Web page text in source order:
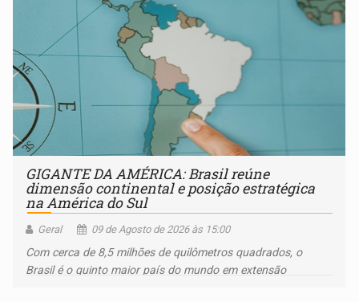
GIGANTE DA AMÉRICA: Brasil reúne
dimensão continental e posição estratégica
na América do Sul
Geral 09 de Agosto de 2026 às 15:00
Com cerca de 8,5 milhões de quilômetros quadrados, o
Brasil é o quinto maior país do mundo em extensão